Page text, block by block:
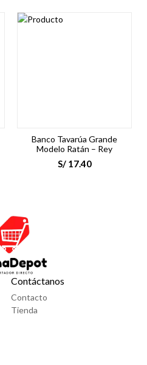
Banco Tavarúa Grande
Modelo Ratán – Rey
S/17.40
Contáctanos
Contacto
Tienda